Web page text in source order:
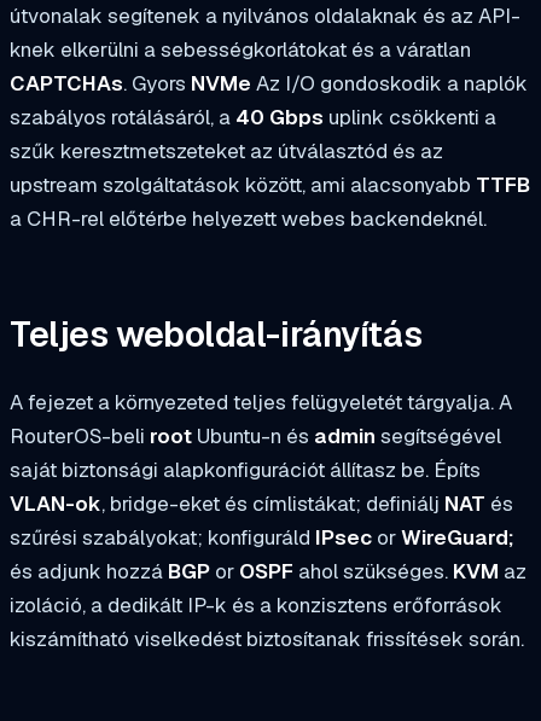
útvonalak segítenek a nyilvános oldalaknak és az API-
knek elkerülni a sebességkorlátokat és a váratlan
CAPTCHAs. Gyors NVMe Az I/O gondoskodik a naplók
szabályos rotálásáról, a 40 Gbps uplink csökkenti a
szűk keresztmetszeteket az útválasztód és az
upstream szolgáltatások között, ami alacsonyabb TTFB
a CHR-rel előtérbe helyezett webes backendeknél.
Teljes weboldal-irányítás
A fejezet a környezeted teljes felügyeletét tárgyalja. A
RouterOS-beli root Ubuntu-n és admin segítségével
saját biztonsági alapkonfigurációt állítasz be. Építs
VLAN-ok, bridge-eket és címlistákat; definiálj NAT és
szűrési szabályokat; konfiguráld IPsec orWireGuard;
és adjunk hozzá BGP or OSPF ahol szükséges. KVM az
izoláció, a dedikált IP-k és a konzisztens erőforrások
kiszámítható viselkedést biztosítanak frissítések során.